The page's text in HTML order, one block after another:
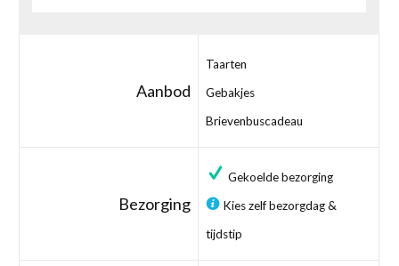
Aanbod
Taarten
Gebakjes
Brievenbuscadeau
Bezorging
Gekoelde bezorging
Kies zelf bezorgdag &
tijdstip